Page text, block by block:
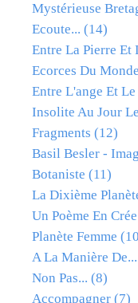
Mystérieuse
Ecoute... (14)
Entre La Pierre Et
Ecorces Du Monde
Entre L'ange Et
Insolite Au Jour
Fragments (12)
Basil Besler -
Botaniste (11)
La Dixième
Un Poème En
Planète Femme
A La Manière De...
Non Pas... (8)
Accompagner (7)